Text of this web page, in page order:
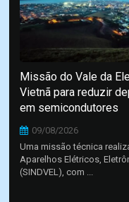
Missão do Vale da
Vietnã para reduzir
em semicondutores
09/08/2026
Uma missão técnica
Aparelhos Elétricos,
(SINDVEL), com ...